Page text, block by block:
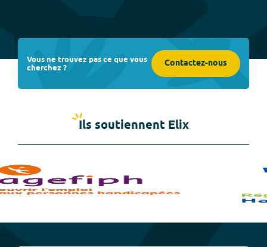
Vous ne trouvez pas ce que vous
cherchez ? Contactez-nous
Ils soutiennent Elix